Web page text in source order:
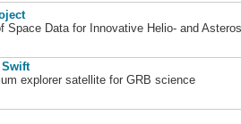
Space Data for Innovative Helio- and
explorer satellite for GRB science